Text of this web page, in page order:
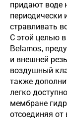
придают воде
периодически
стравливать
С этой целью
Belamos,
и внешней
воздушный
также
легко
мембране
отсоединяя